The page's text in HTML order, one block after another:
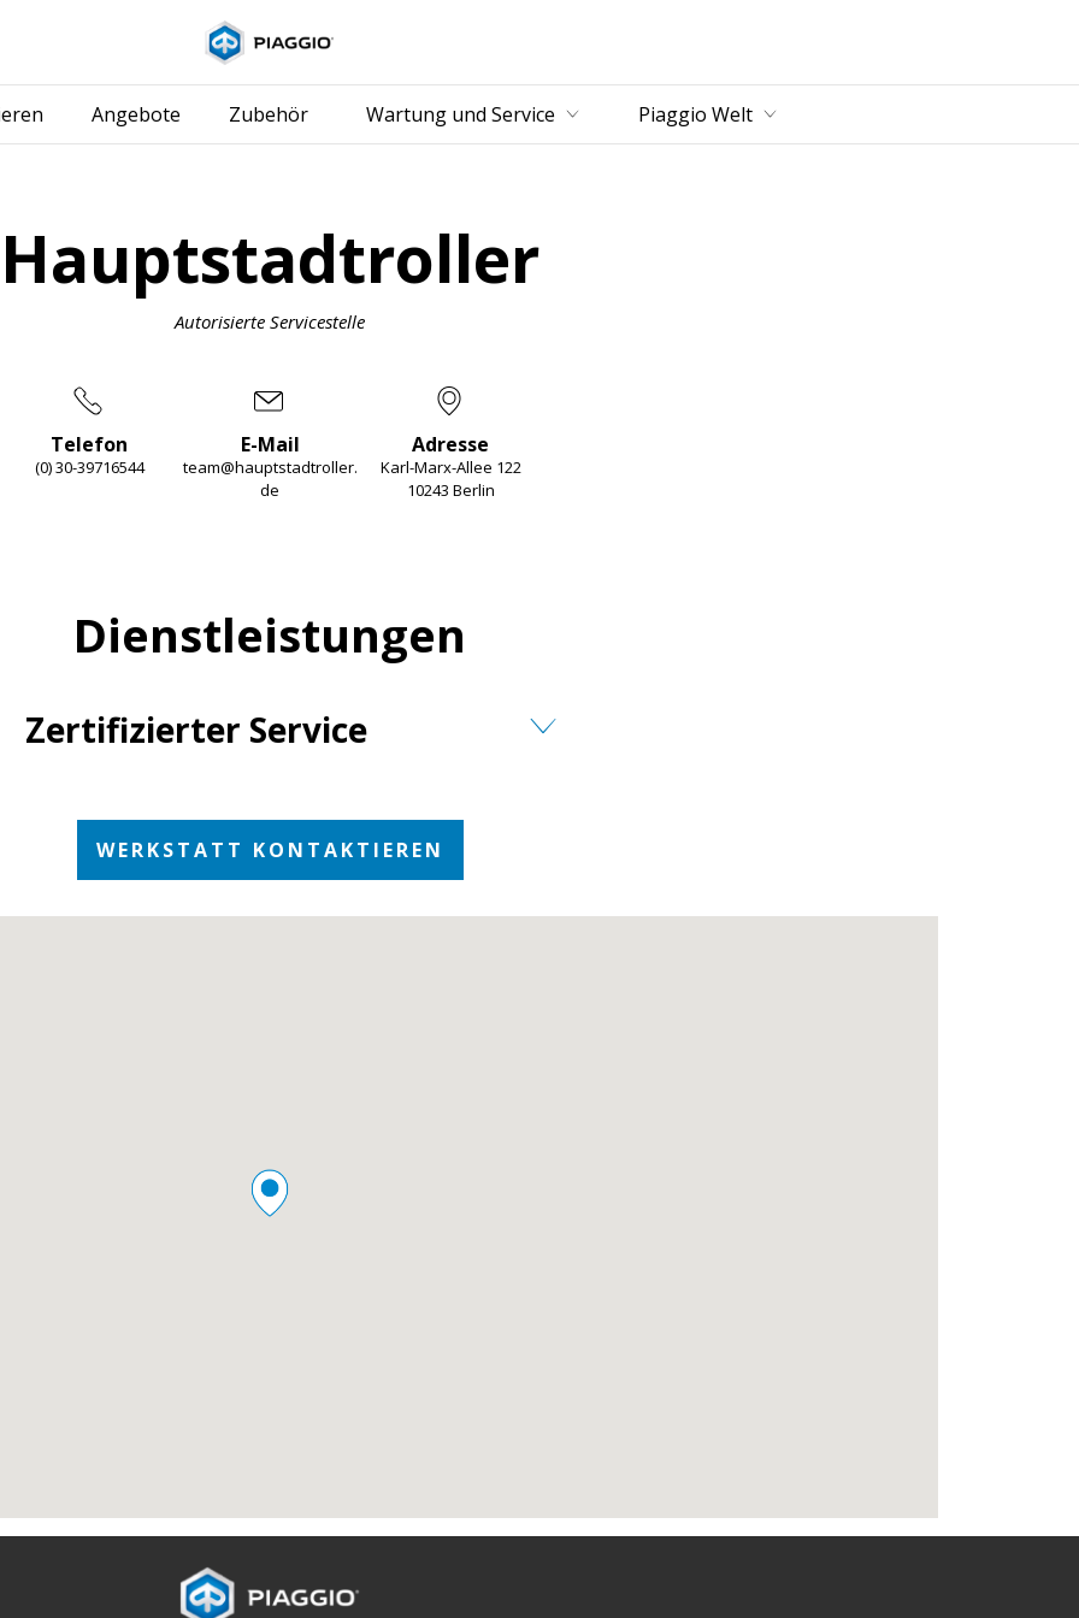
Angebote Zubehör Wartung und Service Piaggio Welt
Hauptstadtroller
Autorisierte Servicestelle
Telefon
(0) 30-39716544
E-Mail
team@hauptstadtroller.
de
Adresse
Karl-Marx-Allee 122
10243 Berlin
Dienstleistungen
Zertifizierter Service
WERKSTATT KONTAKTIEREN